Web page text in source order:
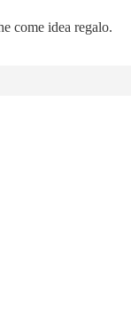
come idea regalo.